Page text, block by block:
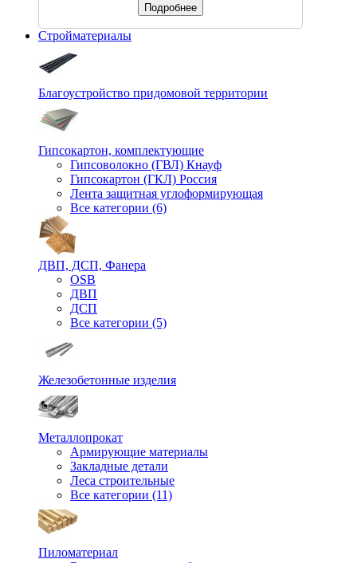
Подробнее
Стройматериалы
Благоустройство придомовой территории
Гипсокартон, комплектующие
Гипсоволокно (ГВЛ) Кнауф
Гипсокартон (ГКЛ) Россия
Лента защитная углоформирующая
Все категории (6)
ДВП, ДСП, Фанера
OSB
ДВП
ДСП
Все категории (5)
Железобетонные изделия
Металлопрокат
Армирующие материалы
Закладные детали
Леса строительные
Все категории (11)
Пиломатериал